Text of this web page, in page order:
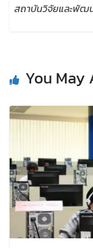
สถาบันวิจัยและพัฒ
You May